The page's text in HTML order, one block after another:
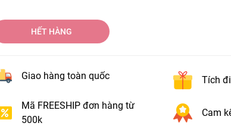
HẾT HÀNG
Giao hàng toàn quốc Tích
Mã FREESHIP đơn hàng từ
500k
Cam